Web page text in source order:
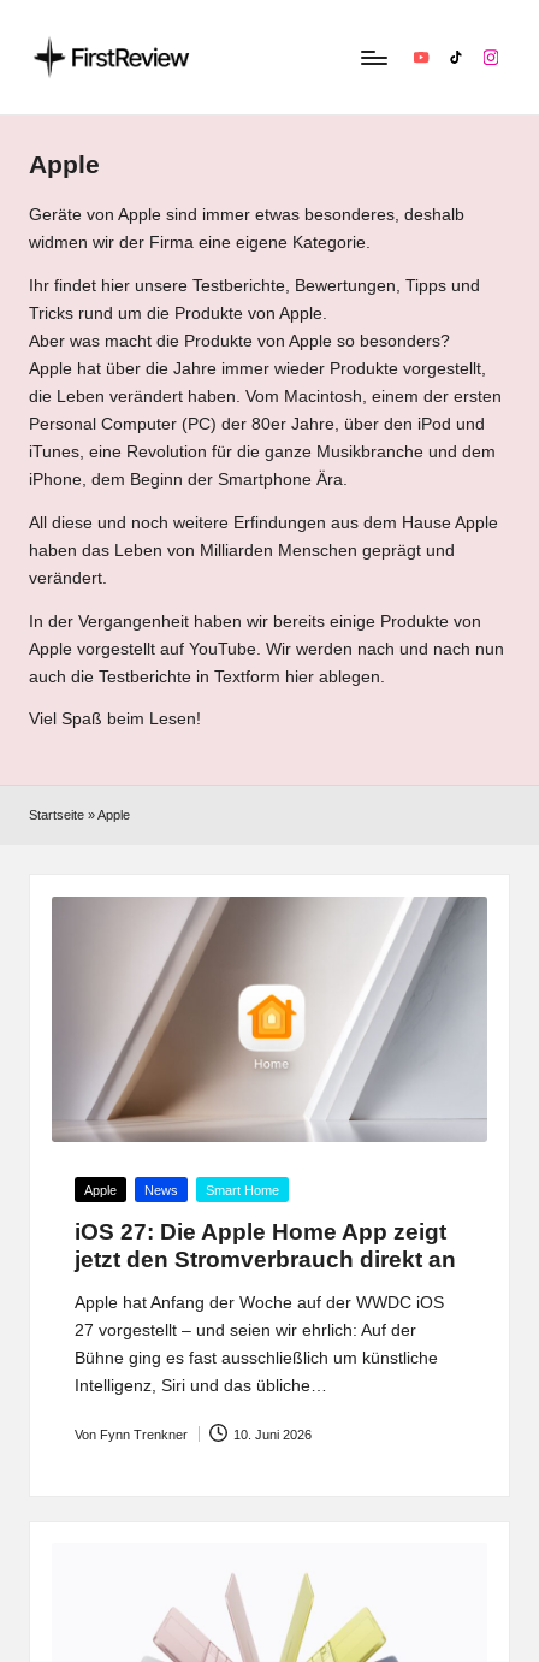
F
ir
s
t
R
e
v
i
e
w
&
Kaufempfehlungen:
Alles
Apple,
Smart‑Home,
Kopfhörern
&
Co.
YouTubeTikTok
Apple
Geräte von Apple sind immer etwas besonderes, deshalb
widmen wir der Firma eine eigene Kategorie.
Ihr findet hier unsere Testberichte, Bewertungen, Tipps und
Tricks rund um die Produkte von Apple.
Aber was macht die Produkte von Apple so besonders?
Apple hat über die Jahre immer wieder Produkte vorgestellt,
die Leben verändert haben. Vom Macintosh, einem der ersten
Personal Computer (PC) der 80er Jahre, über den iPod und
iTunes, eine Revolution für die ganze Musikbranche und dem
iPhone, dem Beginn der Smartphone Ära.
All diese und noch weitere Erfindungen aus dem Hause Apple
haben das Leben von Milliarden Menschen geprägt und
verändert.
In der Vergangenheit haben wir bereits einige Produkte von
Apple vorgestellt auf YouTube. Wir werden nach und nach nun
auch die Testberichte in Textform hier ablegen.
Viel Spaß beim Lesen!
Startseite »Apple
Posted
Apple News Smart Home
iOS 27: Die Apple Home App zeigt
jetzt den Stromverbrauch direkt an
Apple hat Anfang der Woche auf der WWDC iOS
27 vorgestellt – und seien wir ehrlich: Auf der
Bühne ging es fast ausschließlich um künstliche
Intelligenz, Siri und das übliche…
Posted
Von Fynn Trenkner 10. Juni 2026